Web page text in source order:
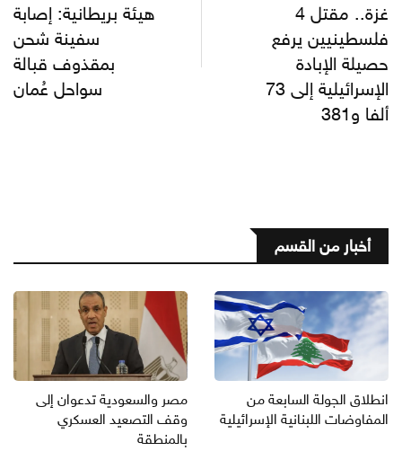
غزة.. مقتل 4
فلسطينيين يرفع
حصيلة الإبادة
الإسرائيلية إلى 73
ألفا و381
هيئة بريطانية: إصابة
سفينة شحن
بمقذوف قبالة
سواحل عُمان
أخبار من القسم
انطلاق الجولة السابعة من
المفاوضات اللبنانية الإسرائيلية
مصر والسعودية تدعوان إلى
وقف التصعيد العسكري
بالمنطقة